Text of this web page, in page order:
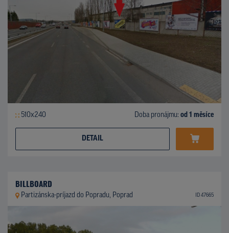
510x240 Doba pronájmu: od 1 měsíce
DETAIL
BILLBOARD
Partizánska-príjazd do Popradu, Poprad ID 47665